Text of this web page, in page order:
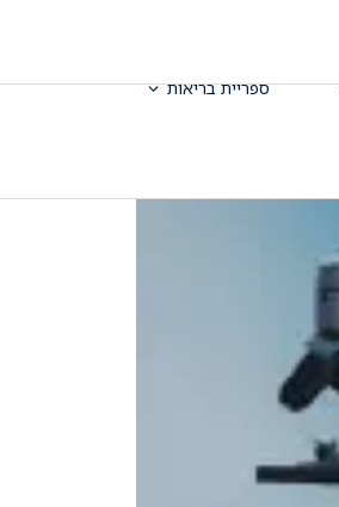
ספריית בריאות